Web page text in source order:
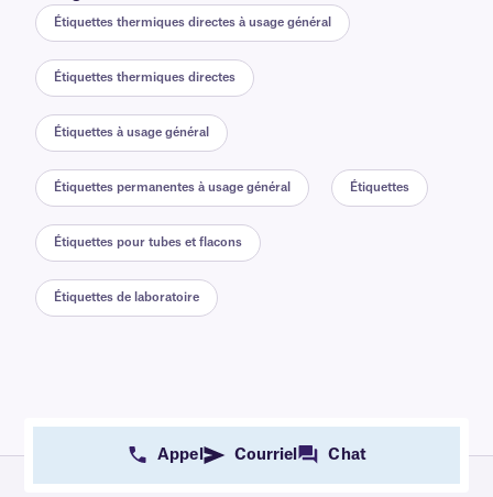
Étiquettes thermiques directes à usage général
Étiquettes thermiques directes
Étiquettes à usage général
Étiquettes permanentes à usage général Étiquettes
Étiquettes pour tubes et flacons
Étiquettes de laboratoire
Appel Courriel Chat